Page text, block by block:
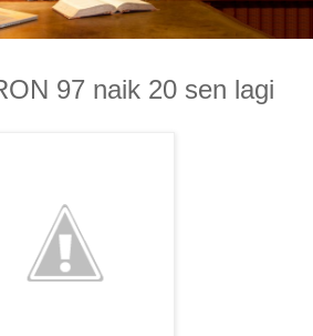
97 naik 20 sen lagi